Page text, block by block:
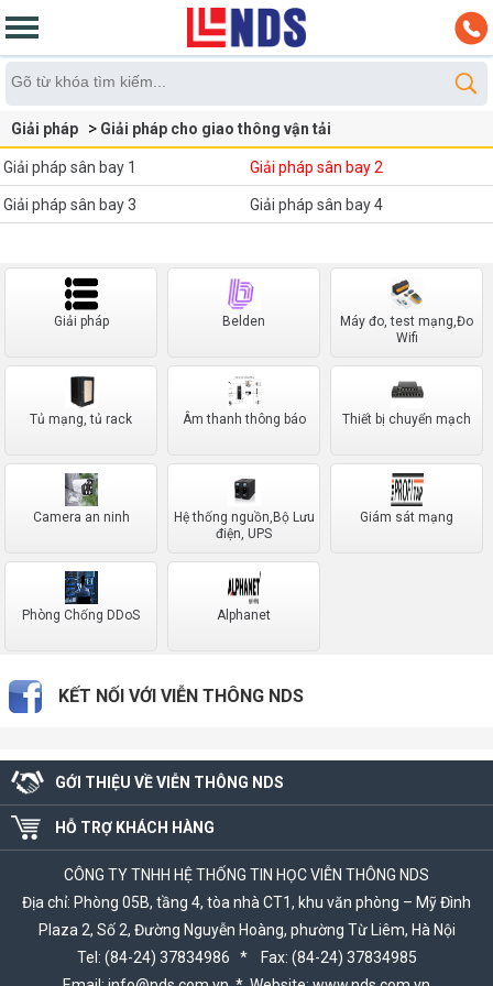
Giải pháp Giải pháp cho giao thông vận tải
Giải pháp sân bay 2
Giải pháp sân bay 1 Giải pháp sân bay 2
Giải pháp sân bay 3 Giải pháp sân bay 4
Giải pháp Belden
Máy đo, test mạng,Đo
Wifi
Tủ mạng, tủ rack Âm thanh thông báo Thiết bị chuyển mạch
Camera an ninh
Hệ thống nguồn,Bộ Lưu
điện, UPS
Giám sát mạng
Phòng Chống DDoS Alphanet
KẾT NỐI VỚI VIỄN THÔNG NDS
GỚI THIỆU VỀ VIỄN THÔNG NDS
HỖ TRỢ KHÁCH HÀNG
CÔNG TY TNHH HỆ THỐNG TIN HỌC VIỄN THÔNG NDS
Địa chỉ: Phòng 05B, tầng 4, tòa nhà CT1, khu văn phòng – Mỹ Đình
Plaza 2, Số 2, Đường Nguyễn Hoàng, phường Từ Liêm, Hà Nội
Tel: (84-24) 37834986 * Fax: (84-24) 37834985